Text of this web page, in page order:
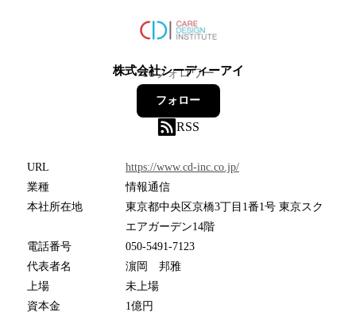
株式会社シーディーアイ
16フォロワー
フォロー
RSS
URL
https://www.cd-inc.co.jp/
業種
情報通信
本社所在地
東京都中央区京橋3丁目1番1号 東京スク
エアガーデン14階
電話番号
050-5491-7123
代表者名
濵岡 邦雅
上場
未上場
資本金
1億円